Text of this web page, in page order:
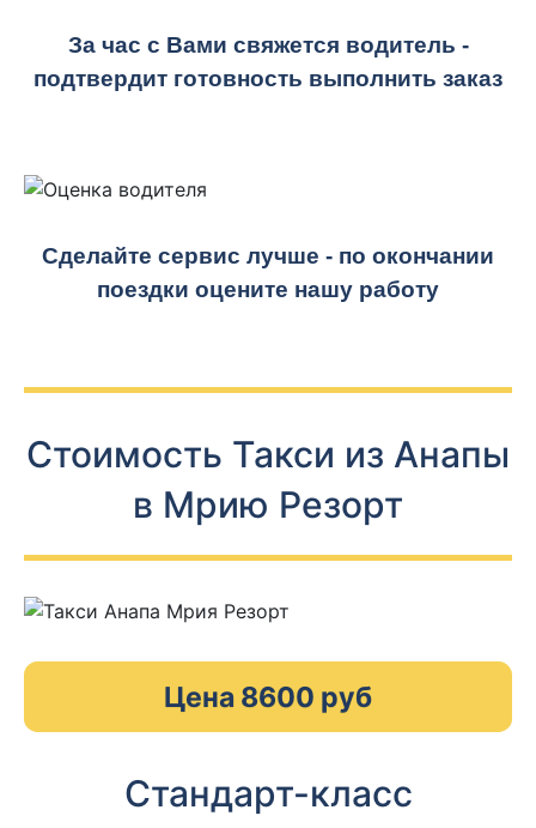
За час с Вами свяжется водитель -
подтвердит готовность выполнить заказ
Сделайте сервис лучше - по окончании
поездки оцените нашу работу
Стоимость Такси из Анапы
в Мрию Резорт
Цена 8600 руб
Стандарт-класс